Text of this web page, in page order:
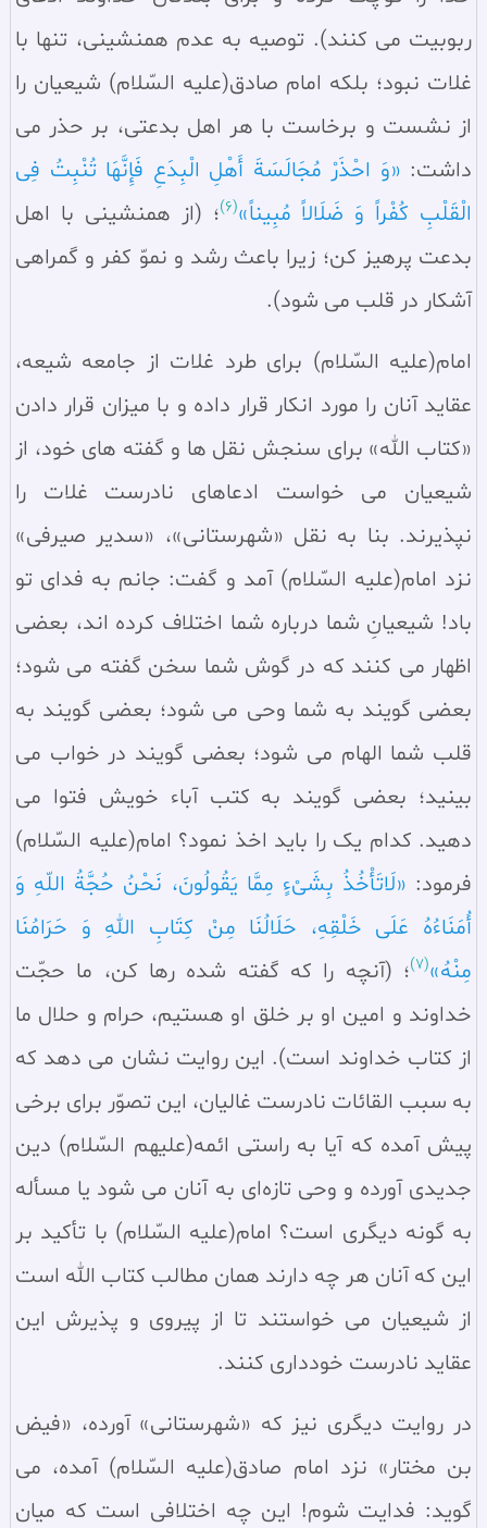
ربوبیت می‌ کنند). توصیه به عدم همنشینی، تنها با
غلات نبود؛ بلکه امام صادق(علیه السّلام) شیعیان را
از نشست و برخاست با هر اهل بدعتی، بر حذر می‌
داشت: «وَ احْذَرْ مُجَالَسَةَ أَهْلِ الْبِدَعِ فَإِنَّهَا تُنْبِتُ فِی
الْقَلْبِ کُفْراً وَ ضَلَالاً مُبِیناً»(6)
؛ (از همنشینی با اهل
بدعت پرهیز کن؛ زیرا باعث رشد و نموّ کفر و گمراهی
آشکار در قلب می‌ شود).
امام(علیه السّلام) برای طرد غلات از جامعه شیعه،
عقاید آنان را مورد انکار قرار داده و با میزان قرار دادن
«کتاب الله» برای سنجش نقل‌ ها و گفته‌ های خود، از
شیعیان می‌ خواست ادعاهای نادرست غلات را
نپذیرند. بنا به نقل «شهرستانی»، «سدیر صیرفی»
نزد امام(علیه السّلام) آمد و گفت: جانم به فدای تو
باد! شیعیانِ شما درباره شما اختلاف کرده‌ اند، بعضی
اظهار می‌ کنند که در گوش شما سخن گفته می‌ شود؛
بعضی گویند به شما وحی می‌ شود؛ بعضی گویند به
قلب شما الهام می‌ شود؛ بعضی گویند در خواب می‌
بینید؛ بعضی گویند به کتب آباء خویش فتوا می‌
دهید. کدام یک را باید اخذ نمود؟ امام(علیه السّلام)
فرمود: «لَاتَأْخُذُ بِشَیْ‌ءٍ مِمَّا یَقُولُونَ، نَحْنُ حُجَّةُ اللّهِ وَ
أُمَنَاءُهُ عَلَی خَلْقِهِ، حَلَالُنَا مِنْ کِتَابِ اللهِ وَ حَرَامُنَا
مِنْهُ»(7)
؛ (آنچه را که گفته شده رها کن، ما حجّت
خداوند و امین او بر خلق او هستیم، حرام و حلال ما
از کتاب خداوند است). این روایت نشان می‌ دهد که
به سبب القائات نادرست غالیان، این تصوّر برای برخی
پیش آمده که آیا به راستی ائمه(علیهم السّلام) دین
جدیدی آورده و وحی تازه‌ای به آنان می‌ شود یا مسأله
به گونه دیگری است؟ امام(علیه السّلام) با تأکید بر
این که آنان هر چه دارند همان مطالب کتاب الله است
از شیعیان می‌ خواستند تا از پیروی و پذیرش این
عقاید نادرست خودداری کنند.
در روایت دیگری نیز که «شهرستانی» آورده، «فیض
بن مختار» نزد امام صادق(علیه السّلام) آمده، می‌
گوید: فدایت شوم! این چه اختلافی است که میان